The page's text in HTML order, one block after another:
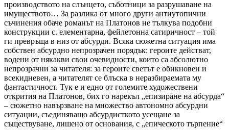
производството на слънцето, съботници за разрушаване на
имуществото… За разлика от много други антиутопични
съчинения обаче романът на Платонов не тълкува подобни
конструкции с. елементарна, фейлетонна сатиричност – той
ги превръща в низ от абсурди. Всяка сюжетна ситуация има
собствен абсурдно непрозрачен порядък: героите действат,
водени от някакви свои очевидности, които са абсолютно
непрозрачни за читателя: за героите светът е обикновен и
всекидневен, а читателят се блъска в неразбираемата му
фантастичност. Тук е и едно от големите художествени
открития на Платонов, бих го нарекъл „епизиране на абсурда“
– сюжетно навързване на множество автономно абсурдни
ситуации, съединяващо абсурдисткото усещане за
съществуване, лишено от основания, с „епическото търпение“